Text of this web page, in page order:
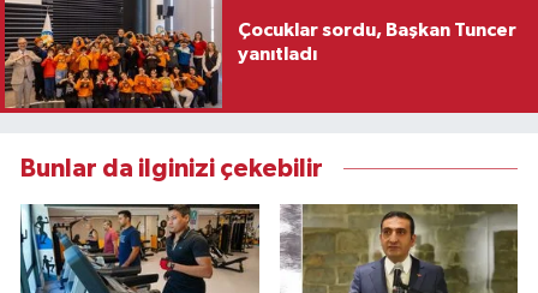
Çocuklar sordu, Başkan Tuncer
yanıtladı
Bunlar da ilginizi çekebilir